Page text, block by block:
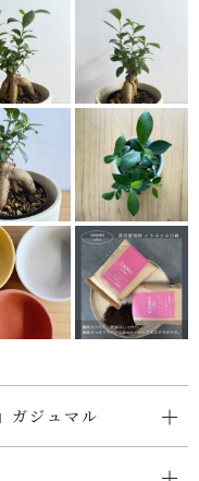
ガジュマル